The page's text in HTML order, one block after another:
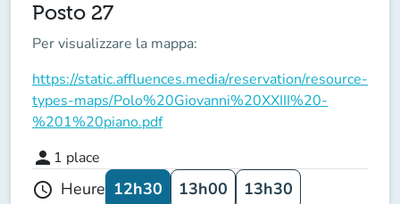
Posto 27
Per visualizzare la mappa:
https://static.affluences.media/reservation/resource-
types-maps/Polo%20Giovanni%20XXIII%20-
%201%20piano.pdf
person 1 place
schedule Heure 12h30 13h00 13h30